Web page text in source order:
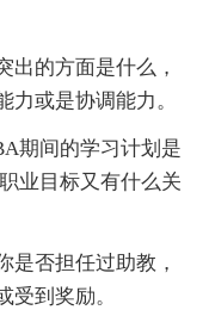
出的方面是什么，
或是协调能力。
期间的学习计划是
业目标又有什么关
是否担任过助教，
受到奖励。